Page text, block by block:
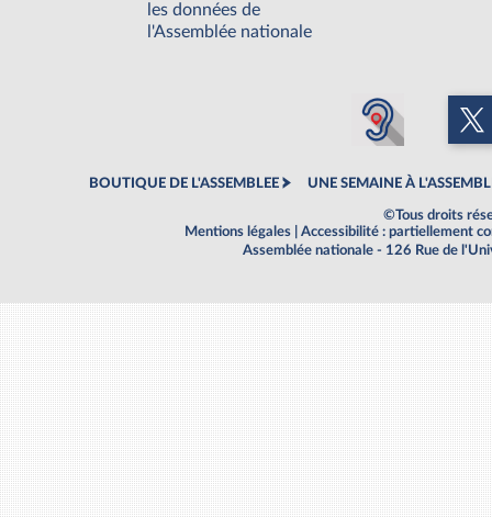
les données de
l'Assemblée nationale
BOUTIQUE DE L'ASSEMBLEE UNE SEMAINE À
©Tous droits
Mentions légales
Accessibilité : partiellement
Assemblée nationale - 126 Rue de